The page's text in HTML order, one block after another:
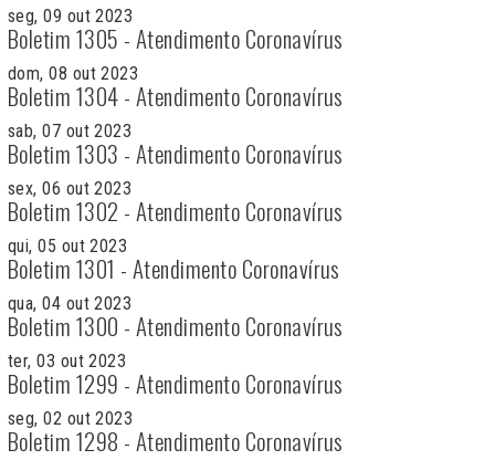
seg, 09 out 2023
Boletim 1305 - Atendimento Coronavírus
dom, 08 out 2023
Boletim 1304 - Atendimento Coronavírus
sab, 07 out 2023
Boletim 1303 - Atendimento Coronavírus
sex, 06 out 2023
Boletim 1302 - Atendimento Coronavírus
qui, 05 out 2023
Boletim 1301 - Atendimento Coronavírus
qua, 04 out 2023
Boletim 1300 - Atendimento Coronavírus
ter, 03 out 2023
Boletim 1299 - Atendimento Coronavírus
seg, 02 out 2023
Boletim 1298 - Atendimento Coronavírus